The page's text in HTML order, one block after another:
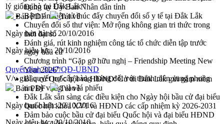
Đảng ủy Ủy Ban Nhân dân tỉnh
Bệnh án điện tử thúc đẩy chuyển đổi số y tế tại Đắk Lắk
Chuyển đổi số thư viện: Mở rộng không gian tri thức trong
thời đại số
Đánh giá, rút kinh nghiệm công tác tổ chức diễn tập trước
ngày bầu cử
Chương trình “Gặp gỡ hữu nghị – Friendship Meeting New
Year 2026”
Bầu cử Quốc hội và HĐND: Cử tri Đắk Lắk gửi gắm niềm
tin, kỳ vọng vào lá phiếu
Đắk Lắk sẵn sàng các điều kiện cho Ngày hội bầu cử đại biểu
Quốc hội khóa XVI và HĐND các cấp nhiệm kỳ 2026-2031
Đảm bảo cuộc bầu cử đại biểu Quốc hội và đại biểu HĐND
lý giống bò tại Đắk Lắk "
Bản PDF
Tải về
Ngày ban hành:20/10/2016
Ngày hiệu lực: 20/10/2016
Quyết định 3147/QĐ-UBND
V/v giải quyết trợ cấp hàng tháng đối với thanh niên xung phong
Bản PDF
Tải về
Ngày ban hành:20/10/2016